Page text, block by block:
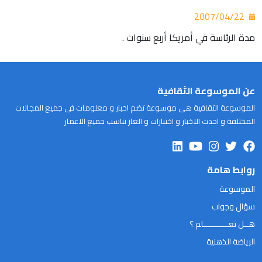
مدة الرئاسة في أمريكا أربع سنوات .
عن الموسوعة الثقافية
الموسوعة الثقافية هى موسوعة تضم اخبار و معلومات فى جميع المجالات
المختلفة و احدث الاخبار و اختبارات و الغاز تناسب جميع الاعمار
روابط هامة
الموسوعة
سؤال وجواب
هــل تعـــــــــــلم ؟
الرياضة الذهنية